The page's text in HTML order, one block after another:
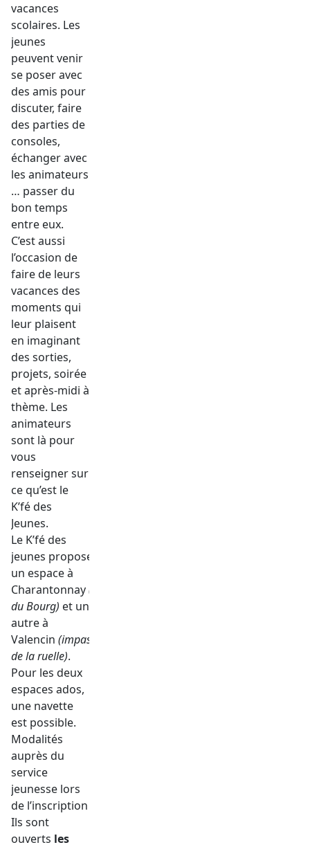
vacances
scolaires. Les
jeunes
peuvent venir
se poser avec
des amis pour
discuter, faire
des parties de
consoles,
échanger avec
les animateurs
… passer du
bon temps
entre eux.
C’est aussi
l’occasion de
faire de leurs
vacances des
moments qui
leur plaisent
en imaginant
des sorties,
projets, soirée
et après-midi à
thème. Les
animateurs
sont là pour
vous
renseigner sur
ce qu’est le
K’fé des
Jeunes.
Le K’fé des
jeunes propose
un espace à
Charantonnay(avenue
du Bourg) et un
autre à
Valencin (impasse
de la ruelle).
Pour les deux
espaces ados,
une navette
est possible.
Modalités
auprès du
service
jeunesse lors
de l’inscription
Ils sont
ouverts les